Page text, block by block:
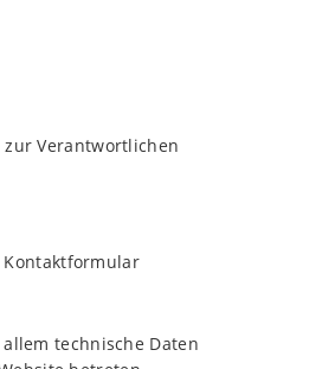
Verantwortlichen
Kontaktformular
technische Daten